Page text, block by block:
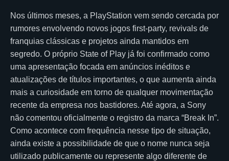
Nos últimos meses, a PlayStation vem sendo cercada por
rumores envolvendo novos jogos first-party, revivals de
franquias clássicas e projetos ainda mantidos em
segredo. O próprio State of Play já foi confirmado como
uma apresentação focada em anúncios inéditos e
atualizações de títulos importantes, o que aumenta ainda
mais a curiosidade em torno de qualquer movimentação
recente da empresa nos bastidores. Até agora, a Sony
não comentou oficialmente o registro da marca “Break In”.
Como acontece com frequência nesse tipo de situação,
ainda existe a possibilidade de que o nome nunca seja
utilizado publicamente ou represente algo diferente de